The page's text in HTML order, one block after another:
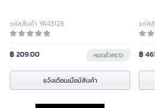
รหัสสินค้า YA43129
฿ 209.00 หมดชั่วคราว
แจ้งเตือนเมื่อมีสินค้า
รหัสสิ
฿